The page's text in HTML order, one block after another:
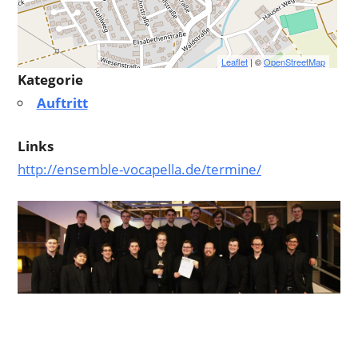
Leaflet | ©OpenStreetMap
Kategorie
Auftritt
Links
http://ensemble-vocapella.de/termine/